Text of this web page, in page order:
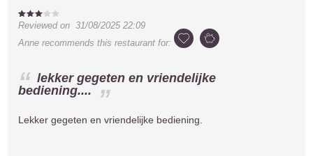
Reviewed on31/08/2025 22:09
Anne recommends this restaurant for:
lekker gegeten en vriendelijke
bediening....
Lekker gegeten en vriendelijke bediening.